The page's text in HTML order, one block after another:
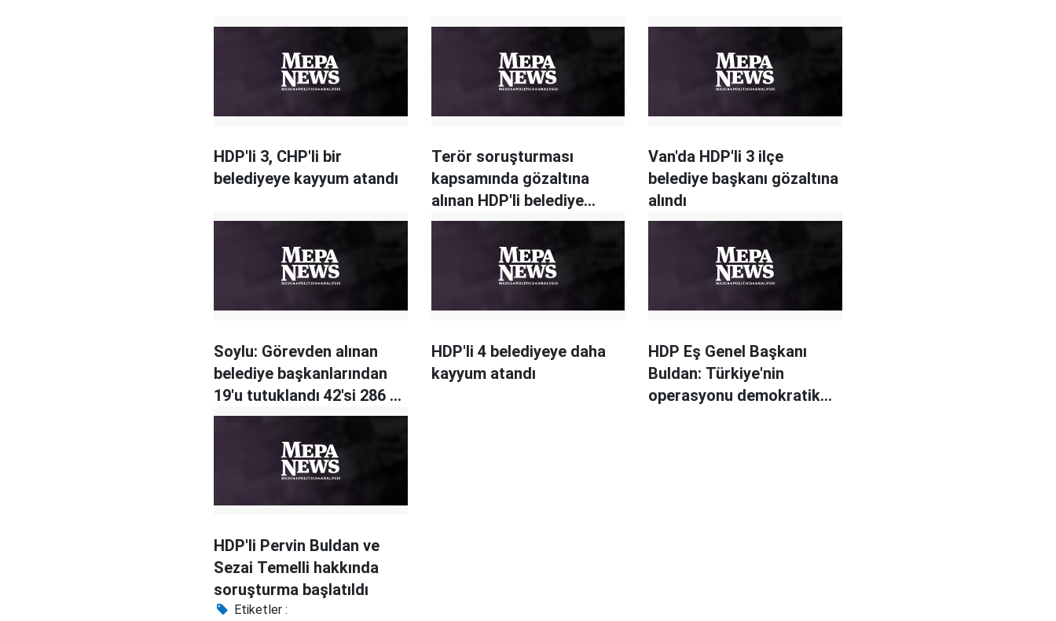
HDP'li 3, CHP'li bir
belediyeye kayyum atandı
Terör soruşturması
kapsamında gözaltına
alınan HDP'li belediye
başkanları tutuklandı
Van'da HDP'li 3 ilçe
belediye başkanı gözaltına
alındı
Soylu: Görevden alınan
belediye başkanlarından
19'u tutuklandı 42'si 286 yıl
ceza aldı
HDP'li 4 belediyeye daha
kayyum atandı
HDP Eş Genel Başkanı
Buldan: Türkiye'nin
operasyonu demokratik
HDP'li Pervin Buldan ve
Sezai Temelli hakkında
soruşturma başlatıldı
Etiketler :